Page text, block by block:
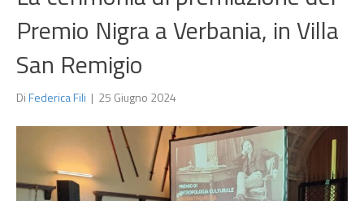
Premio Nigra a Verbania, in Villa
San Remigio
DiFederica Fili | 25 Giugno 2024